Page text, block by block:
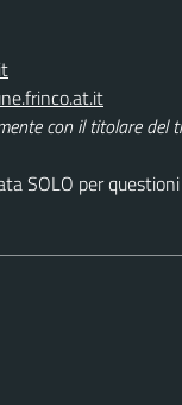
con il titolare del
SOLO per